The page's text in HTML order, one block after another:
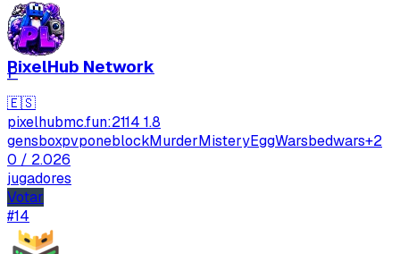
P
PixelHub Network
🇪🇸
pixelhubmc.fun:2114 1.8
gensboxpvponeblockMurderMisteryEggWarsbedwars+2
0 / 2.026
jugadores
Votar
#14